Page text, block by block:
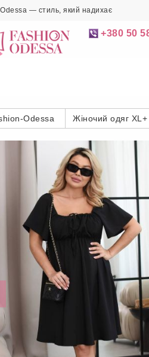
— стиль, який надихає
+380 50
Odessa Жіночий одяг XL+